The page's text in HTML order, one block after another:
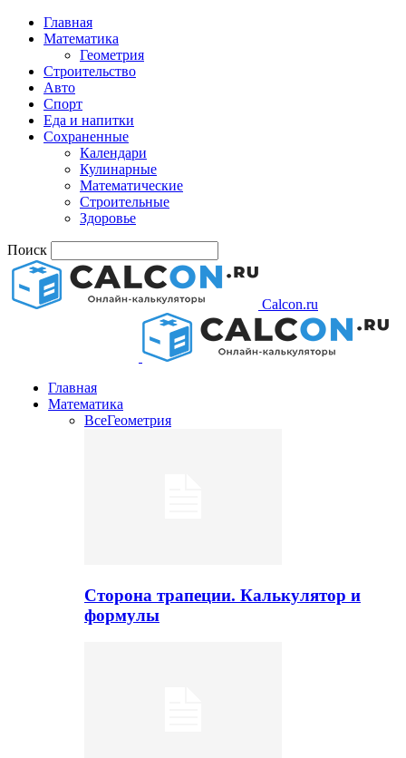
Главная
Математика
Геометрия
Строительство
Авто
Спорт
Еда и напитки
Сохраненные
Календари
Кулинарные
Математические
Строительные
Здоровье
Поиск
Calcon.ru
Главная
Математика
ВсеГеометрия
Сторона трапеции. Калькулятор и
формулы